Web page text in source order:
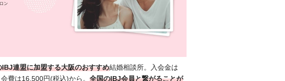
IBJ連盟に加盟する大阪のおすすめ結婚相談所。入会金は
費は16,500円(税込)から。 全国のIBJ会員と繋がることが